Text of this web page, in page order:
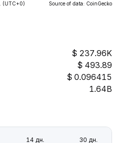
(UTC+0) Source of data: CoinGecko
237.96K
493.89
0.096415
1.64B
14 дн. 30 дн.